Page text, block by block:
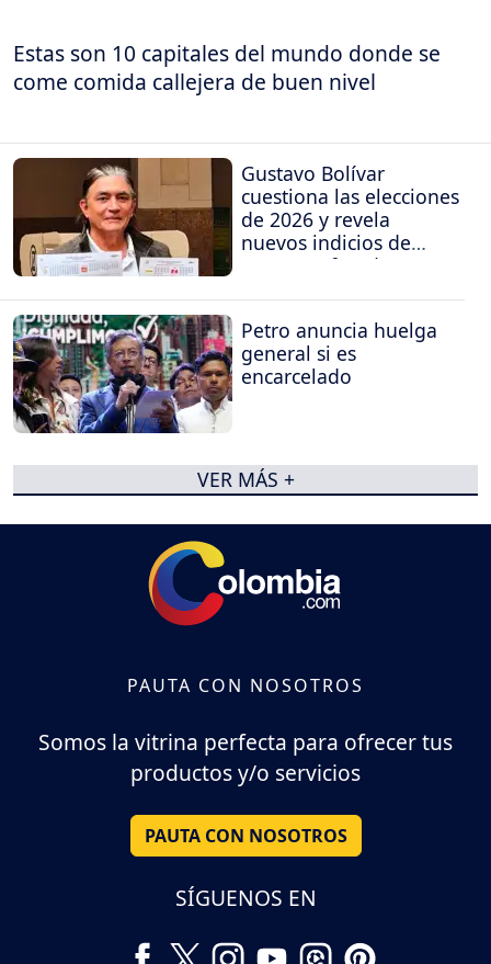
Estas son 10 capitales del mundo donde se
come comida callejera de buen nivel
Gustavo Bolívar
cuestiona las elecciones
de 2026 y revela
nuevos indicios de
supuesto fraude
Petro anuncia huelga
general si es
encarcelado
VER MÁS +
PAUTA CON NOSOTROS
Somos la vitrina perfecta para ofrecer tus
productos y/o servicios
PAUTA CON NOSOTROS
SÍGUENOS EN